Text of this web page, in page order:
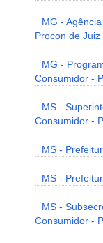
MG -
Procon de
MG -
Consumidor -
MS -
Consumidor -
MS -
MS -
MS -
Consumidor -